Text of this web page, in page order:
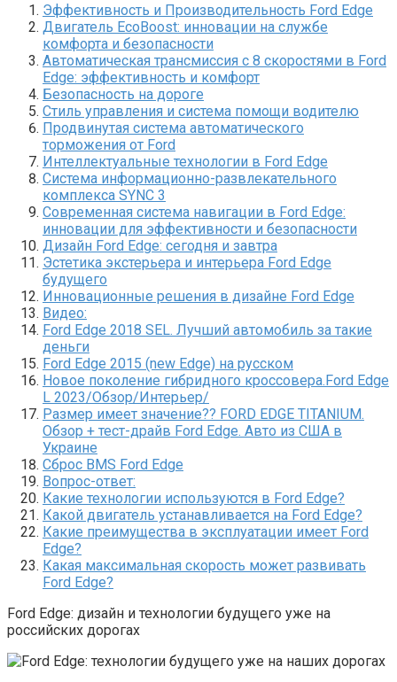
Эффективность и Производительность Ford Edge
Двигатель EcoBoost: инновации на службе
комфорта и безопасности
Автоматическая трансмиссия с 8 скоростями в Ford
Edge: эффективность и комфорт
Безопасность на дороге
Стиль управления и система помощи водителю
Продвинутая система автоматического
торможения от Ford
Интеллектуальные технологии в Ford Edge
Система информационно-развлекательного
комплекса SYNC 3
Современная система навигации в Ford Edge:
инновации для эффективности и безопасности
Дизайн Ford Edge: сегодня и завтра
Эстетика экстерьера и интерьера Ford Edge
будущего
Инновационные решения в дизайне Ford Edge
Видео:
Ford Edge 2018 SEL. Лучший автомобиль за такие
деньги
Ford Edge 2015 (new Edge) на русском
Новое поколение гибридного кроссовера.Ford Edge
L 2023/Обзор/Интерьер/
Размер имеет значение?? FORD EDGE TITANIUM.
Обзор + тест-драйв Ford Edge. Авто из США в
Украине
Сброс BMS Ford Edge
Вопрос-ответ:
Какие технологии используются в Ford Edge?
Какой двигатель устанавливается на Ford Edge?
Какие преимущества в эксплуатации имеет Ford
Edge?
Какая максимальная скорость может развивать
Ford Edge?
Ford Edge: дизайн и технологии будущего уже на
российских дорогах